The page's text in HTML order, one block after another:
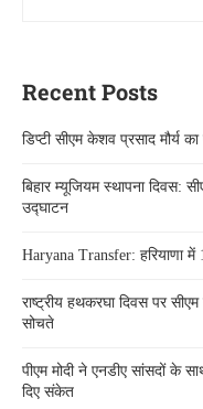
Recent Posts
डिप्टी सीएम केशव प्रसाद मौर्य
बिहार म्यूजियम स्थापना दिवस:
उद्घाटन
Haryana Transfer: हरियाणा
राष्ट्रीय हथकरघा दिवस पर
सोचते
पीएम मोदी ने एनडीए सांसदों के
दिए संकेत